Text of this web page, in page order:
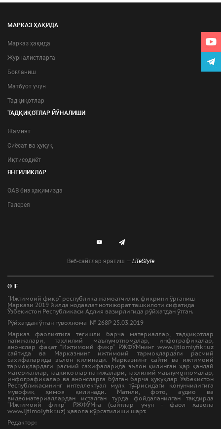
МАРКАЗ ҲАҚИДА
Марказ ҳақида
Журналистларга
Боғланиш
Матбуот учун
Тадқиқотлар
ТАДҚИҚОТЛАР ЙЎНАЛИШИ
Жамият
Сиёсат ва ҳуқуқ
Иқтисодиёт
ЯНГИЛИКЛАР
ОАВ биз ҳақимизда
Галерея
Веб-сайтлар яратиш — LifeStyle
© IF
"Ижтимоий фикр" республика жамоатчилик фикрини ўрганиш
Маркази 2019 йилда нодавлат нотижорат ташкилоти сифатида
Ўзбекистон Республикаси Адлия вазирлигида рўйхатдан ўтган.
Рўйхатдан ўтган гувоҳнома № 268Р 25.03.2019
Марказ фаолиятига тегишли барча материаллар, тадқиқотлар
натижалари, таҳлилий маълумотномалар, инфографикалар,
анонслар фақат “Ижтимоий фикр” РЖФЎМнинг www.ijtiomiyfikr.uz
сайтида ва Марказнинг ижтимоий тармоқлардаги расмий
саҳифаларида эълон қилинади. Марказнинг сайти ва ижтимоий
тармоқлардаги расмий саҳифаларида эълон қилинган ҳар қандай
материаллар, тадқиқотлар натижалари, таҳлилий маълумотномалар,
инфографикалар ва анонсларга бўлган барча ҳуқуқлар Ўзбекистон
Республикасининг интеллектуал мулк тўғрисидаги қонунчилигига
мувофиқ ҳимоя қилинади. Матнли, фото, аудио ва
видеоматериаллардан исталган турда фойдаланилган тақдирда
“Ижтимоий фикр” РЖФЎМга (сайтлар учун - фаол ҳавола
www.ijtimoiyfikr.uz) ҳавола кўрсатилиши шарт.
Редактор: